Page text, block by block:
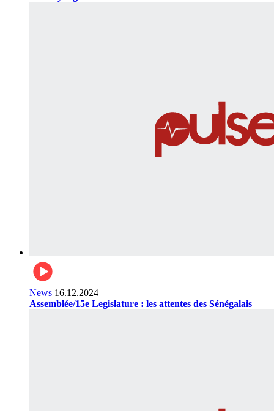
News 16.12.2024
Assemblée/15e Legislature : les attentes des Sénégalais